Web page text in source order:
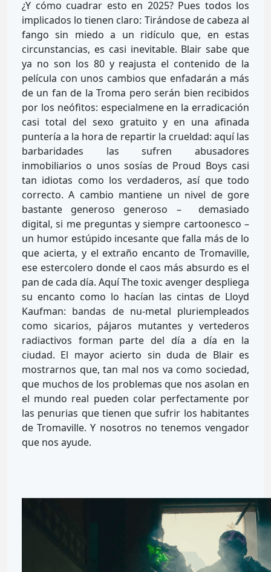
¿Y cómo cuadrar esto en 2025? Pues todos los
implicados lo tienen claro: Tirándose de cabeza al
fango sin miedo a un ridículo que, en estas
circunstancias, es casi inevitable. Blair sabe que
ya no son los 80 y reajusta el contenido de la
película con unos cambios que enfadarán a más
de un fan de la Troma pero serán bien recibidos
por los neófitos: especialmene en la erradicación
casi total del sexo gratuito y en una afinada
puntería a la hora de repartir la crueldad: aquí las
barbaridades las sufren abusadores
inmobiliarios o unos sosías de Proud Boys casi
tan idiotas como los verdaderos, así que todo
correcto. A cambio mantiene un nivel de gore
bastante generoso generoso – demasiado
digital, si me preguntas y siempre cartoonesco –
un humor estúpido incesante que falla más de lo
que acierta, y el extraño encanto de Tromaville,
ese estercolero donde el caos más absurdo es el
pan de cada día. Aquí The toxic avenger despliega
su encanto como lo hacían las cintas de Lloyd
Kaufman: bandas de nu-metal pluriempleados
como sicarios, pájaros mutantes y vertederos
radiactivos forman parte del día a día en la
ciudad. El mayor acierto sin duda de Blair es
mostrarnos que, tan mal nos va como sociedad,
que muchos de los problemas que nos asolan en
el mundo real pueden colar perfectamente por
las penurias que tienen que sufrir los habitantes
de Tromaville. Y nosotros no tenemos vengador
que nos ayude.